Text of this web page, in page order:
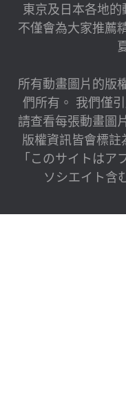
東京及日本各地
不僅會為大家推薦
所有動畫圖片的版
們所有。 我們僅
請查看每張動畫圖
版權資訊皆會標
「このサイトは
ソシエイト含